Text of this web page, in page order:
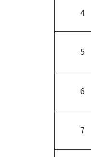
4
5
6
7